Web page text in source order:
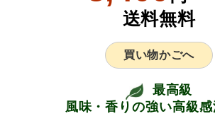
送料無料
買い物かごへ
最高級
風味・香りの強い高級